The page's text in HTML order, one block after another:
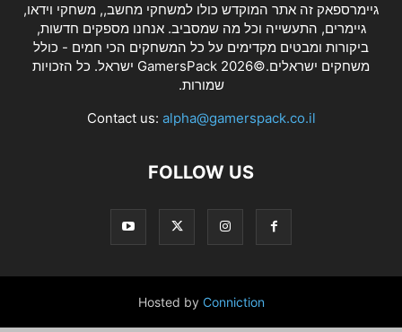
גיימרספאק זה אתר המוקדש כולו למשחקי מחשב,, משחקי וידאו,
גיימרים, התעשייה וכל מה שמסביב. אנחנו מספקים חדשות,
ביקורות ומבטים מקדימים על כל המשחקים הכי חמים - כולל
משחקים ישראלים.©2026 GamersPack ישראל. כל הזכויות
שמורות.
Contact us: alpha@gamerspack.co.il
FOLLOW US
Hosted by Conniction